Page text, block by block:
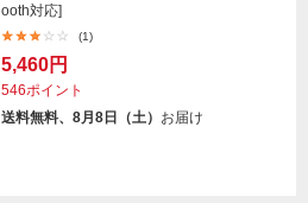
ooth対応]
(1)
5,460円
546ポイント
送料無料、8月8日（土） お届け